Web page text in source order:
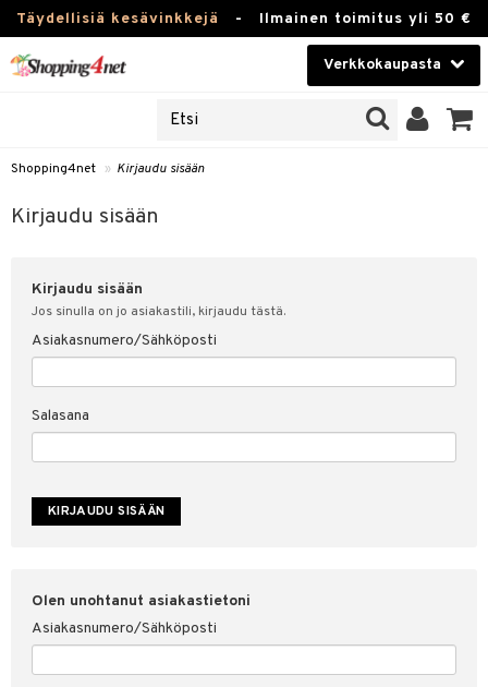
Täydellisiä kesävinkkejä - Ilmainen toimitus yli 50 €
Verkkokaupasta
Piilolinssit
Luontaistuotteet
Fitness
Koti & Sisustus
Lelut, Lapsi & Vauva
Tuotemerkkejä
Shopping4net » Kirjaudu sisään
Kirjaudu sisään
Kirjaudu sisään
Jos sinulla on jo asiakastili, kirjaudu tästä.
Asiakasnumero/Sähköposti
Salasana
Olen unohtanut asiakastietoni
Asiakasnumero/Sähköposti
sisään
& vastauksia
myyntiehdot
suojaus